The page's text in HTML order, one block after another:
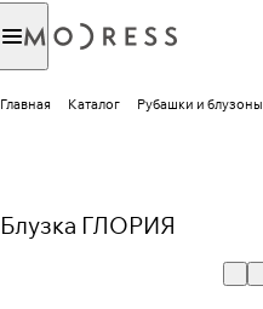
Главная Каталог Рубашки и блузоны
Блузка ГЛОРИЯ